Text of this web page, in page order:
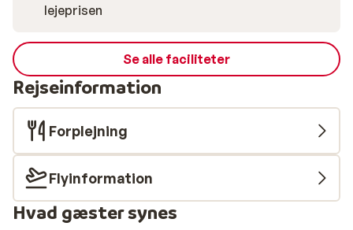
lejeprisen
Se alle faciliteter
Rejseinformation
Forplejning
Flyinformation
Hvad gæster synes